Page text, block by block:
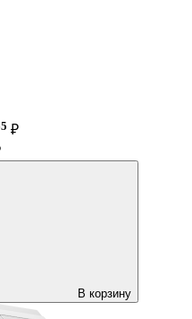
₽
В корзину